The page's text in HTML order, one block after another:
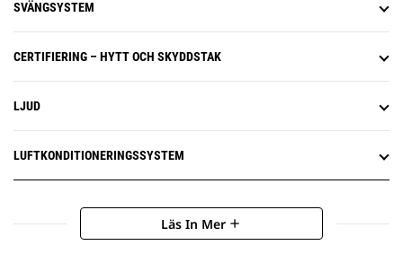
SVÄNGSYSTEM
CERTIFIERING – HYTT OCH SKYDDSTAK
LJUD
LUFTKONDITIONERINGSSYSTEM
Läs In Mer add